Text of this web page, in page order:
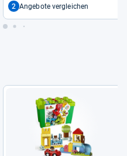
2 Angebote vergleichen